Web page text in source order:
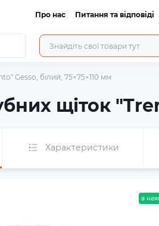
Про нас Питання та відповіді
Gesso, білий, 75×75×110 мм
щіток
Характеристики
в